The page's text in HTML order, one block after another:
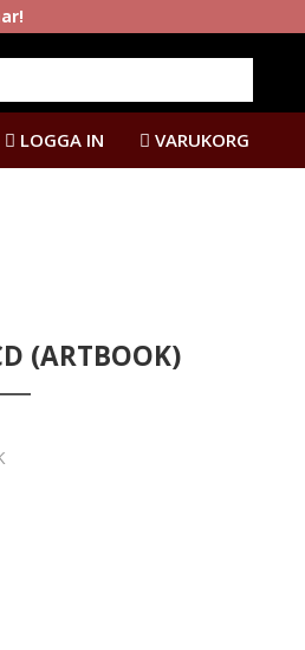
LOGGA IN VARUKORG
(ARTBOOK)